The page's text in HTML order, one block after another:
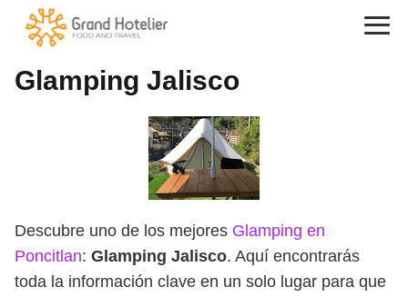
Glamping Jalisco
Descubre uno de los mejores Glamping en
Poncitlan: Glamping Jalisco. Aquí encontrarás
toda la información clave en un solo lugar para que